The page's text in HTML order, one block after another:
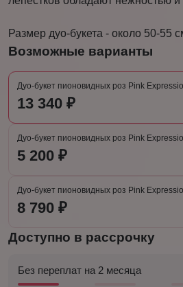
Размер дуо-букета - около 50-55
Возможные варианты
Дуо-букет пионовидных роз Pink
13 340 ₽
Дуо-букет пионовидных роз Pink
5 200 ₽
Дуо-букет пионовидных роз Pink
8 790 ₽
Доступно в рассрочку
Без переплат на 2 месяца